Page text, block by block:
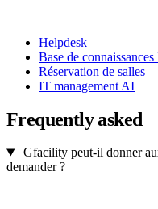
Helpdesk
Base de
Réservation de salles
IT management AI
Frequently asked
Gfacility peut-il donner
demander ?